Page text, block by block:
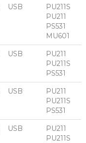
USB
PU211S
PU211
PS531
MU601
USB
PU211
PU211S
PS531
USB
PU211
PU211S
PS531
USB
PU211
PU211S